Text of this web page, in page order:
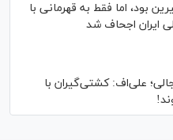
بود، اما فقط به قهرمانی با
ایران اجحاف شد
علی‌اف: کشتی‌گیران با